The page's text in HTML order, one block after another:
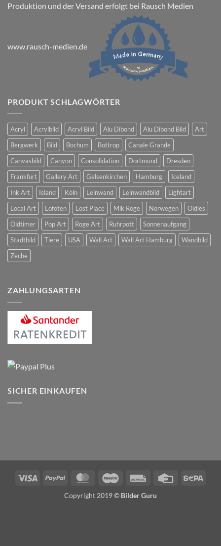
Produktion und der Versand erfolgt bei Rausch Medien
www.rausch-medien.de
PRODUKT SCHLAGWÖRTER
Acryl Acrylbild Acryl Bild Alu Dibond Alu Dibond Bild
Art
Bergwerk
Bild Bochum Bottrop
Canale Grande
Canvasbild
Canyon Consolidation Dortmund
Dresden
Frankfurt
Gallery Art Gelsenkirchen Hamburg
Iceland
Ink Art
Island Köln Leinwand Leinwandbild
Lightart
Local Art
Lofoten Lost Place Mik Roge Norwegen
Oldies
Oldtimer
Pop Art Roge Art Ruhrpott
Sonnenaufgang
Stadtbild
Tiere USA Wall Art Wall Art Hamburg
Wandbild
Zeche
ZAHLUNGSARTEN
SICHER EINKAUFEN
Visa PayPal MasterCardMaestro Rechung
Credit
Copyright 2019 © Bilder Guru